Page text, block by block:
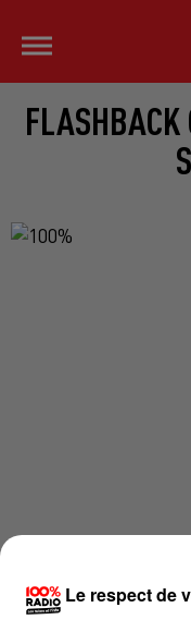
FLASHBACK
Le respect de